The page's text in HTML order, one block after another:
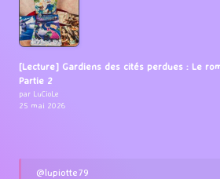
[Lecture] Gardiens des cités perdues : Le
Partie 2
par LuCioLe
25 mai 2026
@lupiotte79